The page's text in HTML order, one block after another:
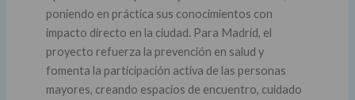
poniendo en práctica sus conocimientos con
impacto directo en la ciudad. Para Madrid, el
proyecto refuerza la prevención en salud y
fomenta la participación activa de las personas
mayores, creando espacios de encuentro, cuidado